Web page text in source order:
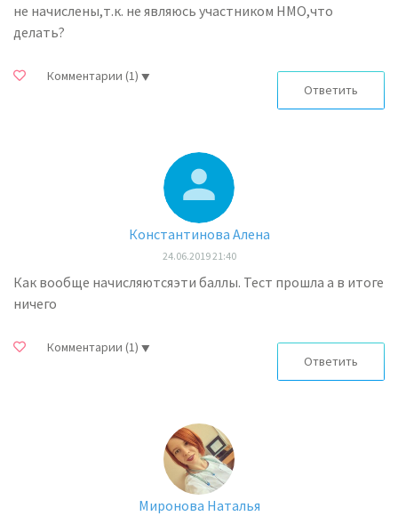
не начислены,т.к. не являюсь участником НМО,что
делать?
Комментарии (1)
Ответить
Константинова Алена
24.06.2019 21:40
Как вообще начисляютсяэти баллы. Тест прошла а в итоге
ничего
Комментарии (1)
Ответить
Миронова Наталья